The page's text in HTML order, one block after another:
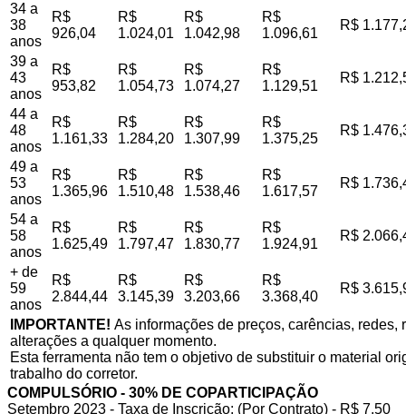
34 a
38
anos
R$
926,04
R$
1.024,01
R$
1.042,98
R$
1.096,61
R$
39 a
43
anos
R$
953,82
R$
1.054,73
R$
1.074,27
R$
1.129,51
R$
44 a
48
anos
R$
1.161,33
R$
1.284,20
R$
1.307,99
R$
1.375,25
R$
49 a
53
anos
R$
1.365,96
R$
1.510,48
R$
1.538,46
R$
1.617,57
R$
54 a
58
anos
R$
1.625,49
R$
1.797,47
R$
1.830,77
R$
1.924,91
R$
+ de
59
anos
R$
2.844,44
R$
3.145,39
R$
3.203,66
R$
3.368,40
R$
IMPORTANTE! As informações de preços, carências,
alterações a qualquer momento.
Esta ferramenta não tem o objetivo de substituir o material
trabalho do corretor.
COMPULSÓRIO - 30% DE COPARTICIPAÇÃO
Setembro 2023 - Taxa de Inscrição: (Por Contrato) - R$ 7,50